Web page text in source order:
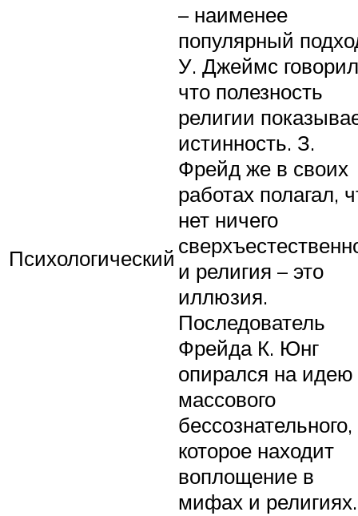
Психологический
– наименее
популярный
У. Джеймс
что полезность
религии
истинность. З.
Фрейд же в своих
работах полагал,
нет ничего
и религия – это
иллюзия.
Последователь
Фрейда К. Юнг
опирался на идею
массового
бессознательного,
которое находит
воплощение в
мифах и религиях.